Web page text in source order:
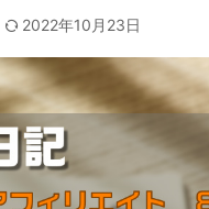
2022年10月23日